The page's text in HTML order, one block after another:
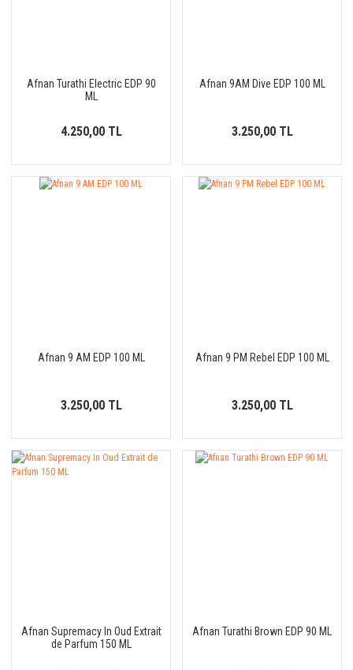
Afnan Turathi Electric EDP 90
ML
4.250,00 TL
Afnan 9AM Dive EDP 100 ML
3.250,00 TL
Afnan 9 AM EDP 100 ML
3.250,00 TL
Afnan 9 PM Rebel EDP 100 ML
3.250,00 TL
Afnan Supremacy In Oud Extrait
de Parfum 150 ML
Afnan Turathi Brown EDP 90 ML